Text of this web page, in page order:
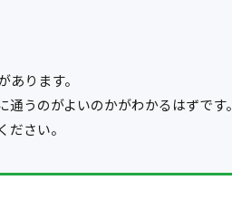
ります。
うのがよいのかがわかるはずです。
さい。